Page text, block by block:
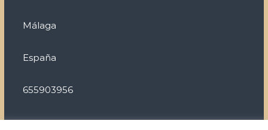
Málaga
España
655903956